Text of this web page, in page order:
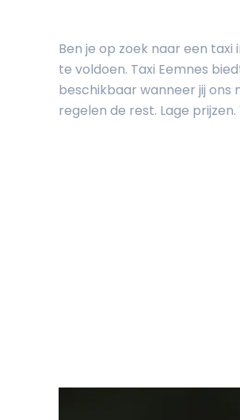
Ben je op zoek naar een
te voldoen. Taxi Eemnes
beschikbaar wanneer jij ons
regelen de rest. Lage